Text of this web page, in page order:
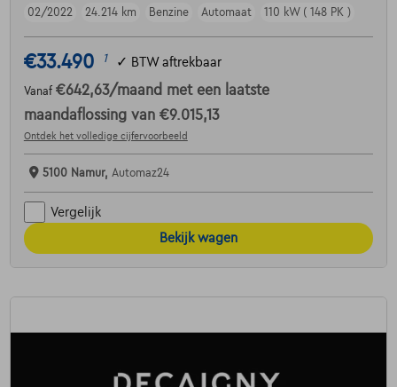
02/2022
24.214 km Benzine Automaat 110 kW ( 148 PK )
€33.490 1 ✓ BTW aftrekbaar
Vanaf €642,63/maand met een laatste
maandaflossing van €9.015,13
Ontdek het volledige cijfervoorbeeld
5100 Namur, Automaz24
Vergelijk
Bekijk wagen